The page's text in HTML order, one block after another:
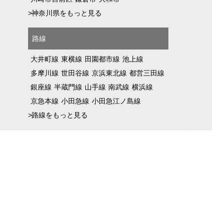
> 神奈川県をもっと見る
路線
大井町線 東横線 田園都市線 池上線
多摩川線 世田谷線 京浜東北線 都営三田線
銀座線 半蔵門線 山手線 南武線 横浜線
京急本線 小田急線 小田急江ノ島線
> 路線をもっと見る